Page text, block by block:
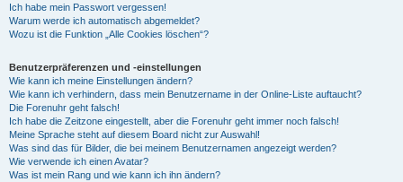
Ich habe mein Passwort vergessen!
Warum werde ich automatisch abgemeldet?
Wozu ist die Funktion „Alle Cookies löschen“?
Benutzerpräferenzen und -einstellungen
Wie kann ich meine Einstellungen ändern?
Wie kann ich verhindern, dass mein Benutzername in der Online-Liste auftaucht?
Die Forenuhr geht falsch!
Ich habe die Zeitzone eingestellt, aber die Forenuhr geht immer noch falsch!
Meine Sprache steht auf diesem Board nicht zur Auswahl!
Was sind das für Bilder, die bei meinem Benutzernamen angezeigt werden?
Wie verwende ich einen Avatar?
Was ist mein Rang und wie kann ich ihn ändern?